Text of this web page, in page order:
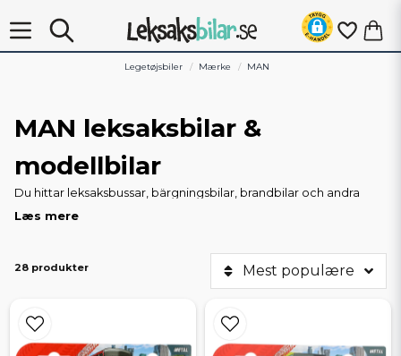
Legetøjsbiler Mærke MAN
MAN leksaksbilar &
modellbilar
Du hittar leksaksbussar, bärgningsbilar, brandbilar och andra
typer av tjänstefordon från MAN här.
Læs mere
28 produkter Mest populære